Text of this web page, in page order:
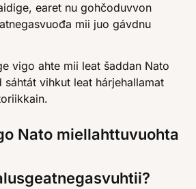
earet nu gohčoduvvon
mii juo gávdnu
vigo ahte mii leat šaddan Nato
sáhtát vihkut leat hárjehallamat
Nato miellahttuvuohta